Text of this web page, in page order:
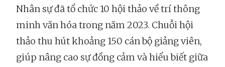
Nhân sự đã tổ chức 10 hội thảo về trí thông
minh văn hóa trong năm 2023. Chuỗi hội
thảo thu hút khoảng 150 cán bộ giảng viên,
giúp nâng cao sự đồng cảm và hiểu biết giữa